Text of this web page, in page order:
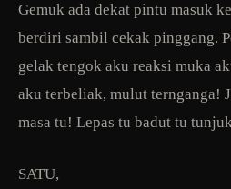
Gemuk ada dekat pintu masuk
berdiri sambil cekak pinggang.
gelak tengok aku reaksi muka
aku terbeliak, mulut ternganga!
masa tu! Lepas tu badut tu
SATU,